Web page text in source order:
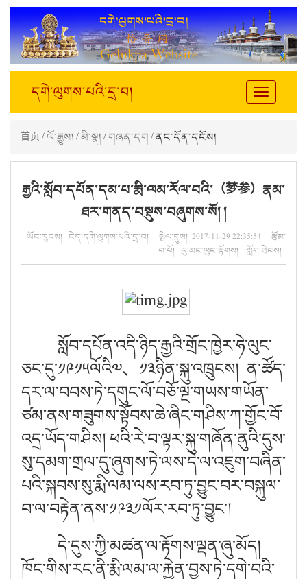
Toggle
navigation
དགེ་ལུགས་པའི་དྲ་བ།
首页/ལོ་རྒྱུས།/མི་སྣ།/གཞན་དག/ ནང་དོན་དངོས།
རྒྱའི་སློབ་དཔོན་དམ་པ་རྨི་ལམ་རོལ་བའི་（梦参）རྣམ་
ཐར་གནད་བསྡུས་བཞུགས་སོ། །
ཡོང་ཁུངས། ངེད་དགེ་ལུགས་པའི་དྲ་བ། སྤེལ་དུས། 2017-11-29 22:35:54 རྩོམ་
པ་པོ། རུ་མང་ལུང་རྟོགས། ཀློག་ཐེངས།
སློབ་དཔོན་འདི་ཉིད་རྒྱའི་གྲོང་ཁྱེར་ཧེ་ལུང་
ཅང་དུ་༡༩༡༥ལོའི༧、 ༡༣ཉིན་སྐུ་འཁྲུངས། ན་ཚོད་
དར་ལ་བབས་ཏེ་དགུང་ལོ་བཅོ་ལྔ་གཡས་གཡོན་
ཙམ་ནས་གཟུགས་སྟོབས་ཆེ་ཞིང་གཤིས་ཀ་གྱོང་བོ་
འདྲ་ཡོད་གཤིས། ཕའི་རེ་བ་ལྟར་སྐུ་གཞོན་ནུའི་དུས་
སུ་དམག་གྲལ་དུ་ཞུགས་ཏེ་ལས་དེ་ལ་འཇུག་བཞིན་
པའི་སྐབས་སུ་རྨི་ལམ་ལས་རབ་ཏུ་བྱུང་བར་བསྐུལ་
བ་ལ་བརྟེན་ནས་༡༩༣༡ལོར་རབ་ཏུ་བྱུང་།
དེ་དུས་ཀྱི་མཚན་ལ་རྟོགས་ལྡན་ཞུ་མོད།
ཁོང་གིས་རང་ནི་རྨི་ལམ་ལ་རྐྱེན་བྱས་ཏེ་དགེ་བའི་